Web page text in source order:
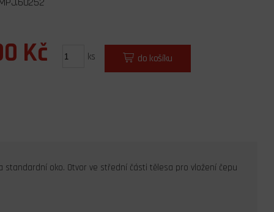
Kč ks do košíku
standardní oko. Otvor ve střední části tělesa pro vložení čepu